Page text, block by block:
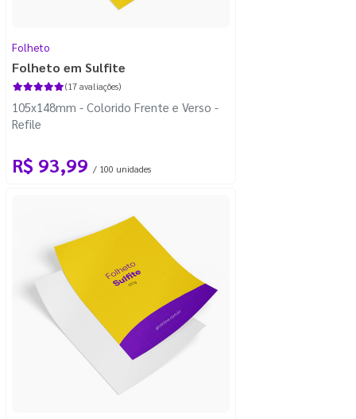
Folheto
Folheto em Sulfite
(17 avaliações)
105x148mm - Colorido Frente e Verso -
Refile
R$ 93,99 / 100 unidades